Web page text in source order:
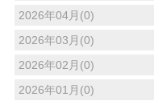
2026年04月(0)
2026年03月(0)
2026年02月(0)
2026年01月(0)